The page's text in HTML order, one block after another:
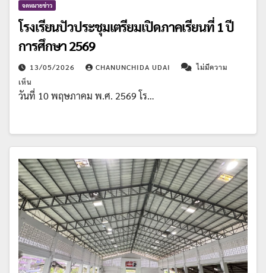
จดหมายข่าว
โรงเรียนปัวประชุมเตรียมเปิดภาคเรียนที่ 1 ปี
การศึกษา 2569
13/05/2026 CHANUNCHIDA UDAI
ไม่มีความ
เห็น
วันที่ 10 พฤษภาคม พ.ศ. 2569 โร…